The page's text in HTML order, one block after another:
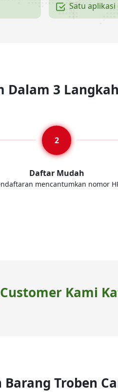
Satu
Dalam 3
Daftar Mudah
mencantumkan nomor
Kami
Troben